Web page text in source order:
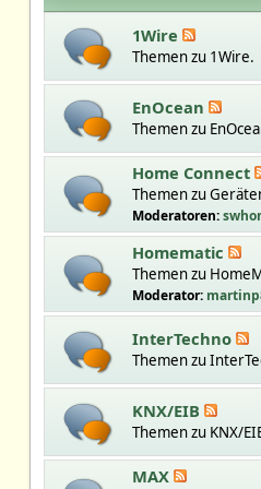
1Wire
Themen zu 1Wire.
EnOcean
Themen zu
Home Connect
Themen zu
Moderatoren:
Homematic
Themen zu
Moderator:
InterTechno
Themen zu
KNX/EIB
Themen zu KNX/
MAX